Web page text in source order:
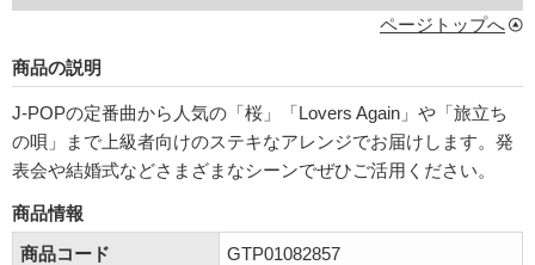
ページトップへ
商品の説明
J-POPの定番曲から人気の「桜」「Lovers Again」や「旅立ち
の唄」まで上級者向けのステキなアレンジでお届けします。発
表会や結婚式などさまざまなシーンでぜひご活用ください。
商品情報
商品コード
GTP01082857